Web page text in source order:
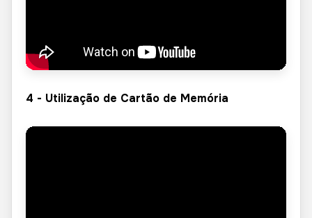
4 - Utilização de Cartão de Memória